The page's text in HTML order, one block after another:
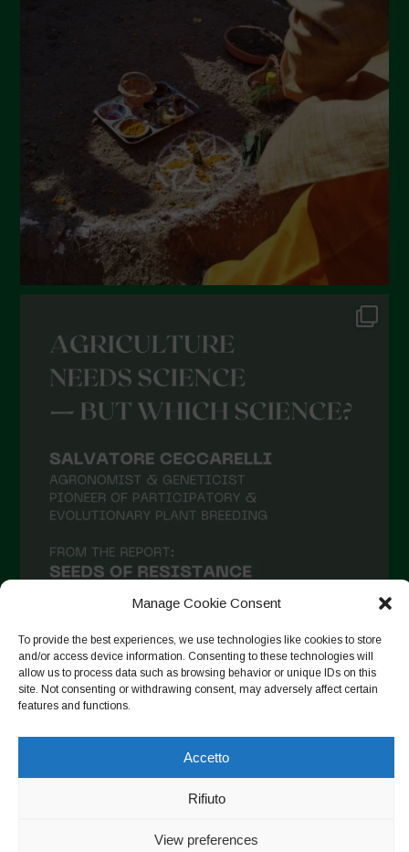
Manage Cookie Consent
To provide the best experiences, we use technologies like cookies to store
and/or access device information. Consenting to these technologies will
allow us to process data such as browsing behavior or unique IDs on this
site. Not consenting or withdrawing consent, may adversely affect certain
features and functions.
Accetto
Rifiuto
View preferences
Aprile 2022
Marzo 2022
Febbraio 2022
Gennaio 2022
Dicembre 2021
Novembre 2021
Settembre 2021
Agosto 2021
Luglio 2021
Aprile 2021
Febbraio 2021
Novembre 2020
Ottobre 2020 Segui su Instagram
Copyright © 2026. All rights reserved.Privacy Policy-